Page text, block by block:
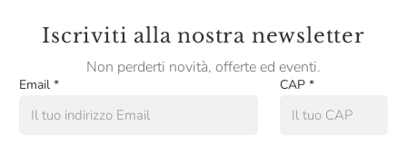
Iscriviti alla nostra newsletter
Non perderti novità, offerte ed eventi.
Email * CAP *